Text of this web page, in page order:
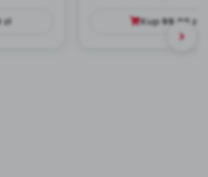
zł Kup99.00zł